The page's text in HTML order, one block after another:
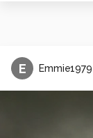
E Emmie1979